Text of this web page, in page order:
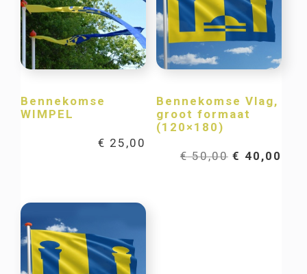
Bennekomse
WIMPEL
€ 25,00
Bennekomse Vlag,
groot formaat
(120×180)
€50,00 € 40,00